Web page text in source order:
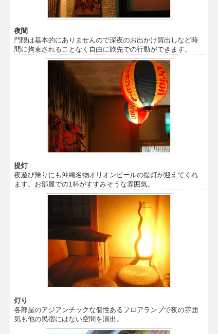
夜間
門限は基本的にありませんので深夜のお出かけ買出しなど時
間に拘束されることなく自由に旅先での行動ができます。
提灯
夜遊び帰りにも沖縄名物オリオンビールの提灯が迎えてくれ
ます。お部屋での1杯がすすみそうな雰囲気。
灯り
各部屋のアジアンチックな個性あるフロアランプで夜の雰囲
気も他の民宿にはない空間を演出。